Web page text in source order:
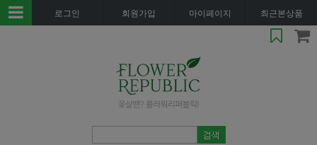
로그인 회원가입 마이페이지 최근본상품